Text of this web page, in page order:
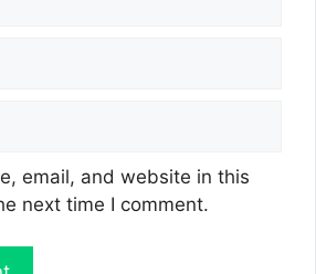
email, and website in this
next time I comment.